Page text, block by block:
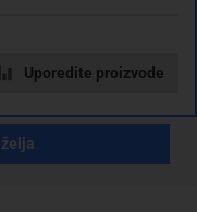
Uporedite proizvode